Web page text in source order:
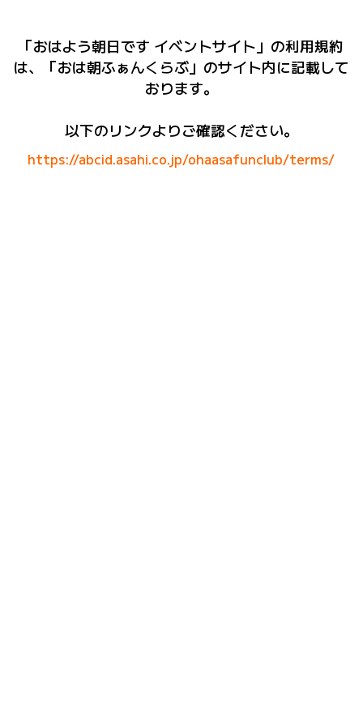
「おはよう朝日です イベントサイト」の利用規約
は、「おは朝ふぁんくらぶ」のサイト内に記載して
おります。
以下のリンクよりご確認ください。
https://abcid.asahi.co.jp/ohaasafunclub/terms/